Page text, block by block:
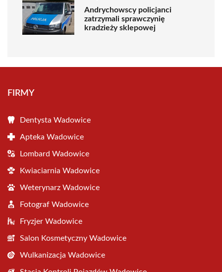
Andrychowscy policjanci
zatrzymali sprawczynię
kradzieży sklepowej
FIRMY
Dentysta Wadowice
Apteka Wadowice
Lombard Wadowice
Kwiaciarnia Wadowice
Weterynarz Wadowice
Fotograf Wadowice
Fryzjer Wadowice
Salon Kosmetyczny Wadowice
Wulkanizacja Wadowice